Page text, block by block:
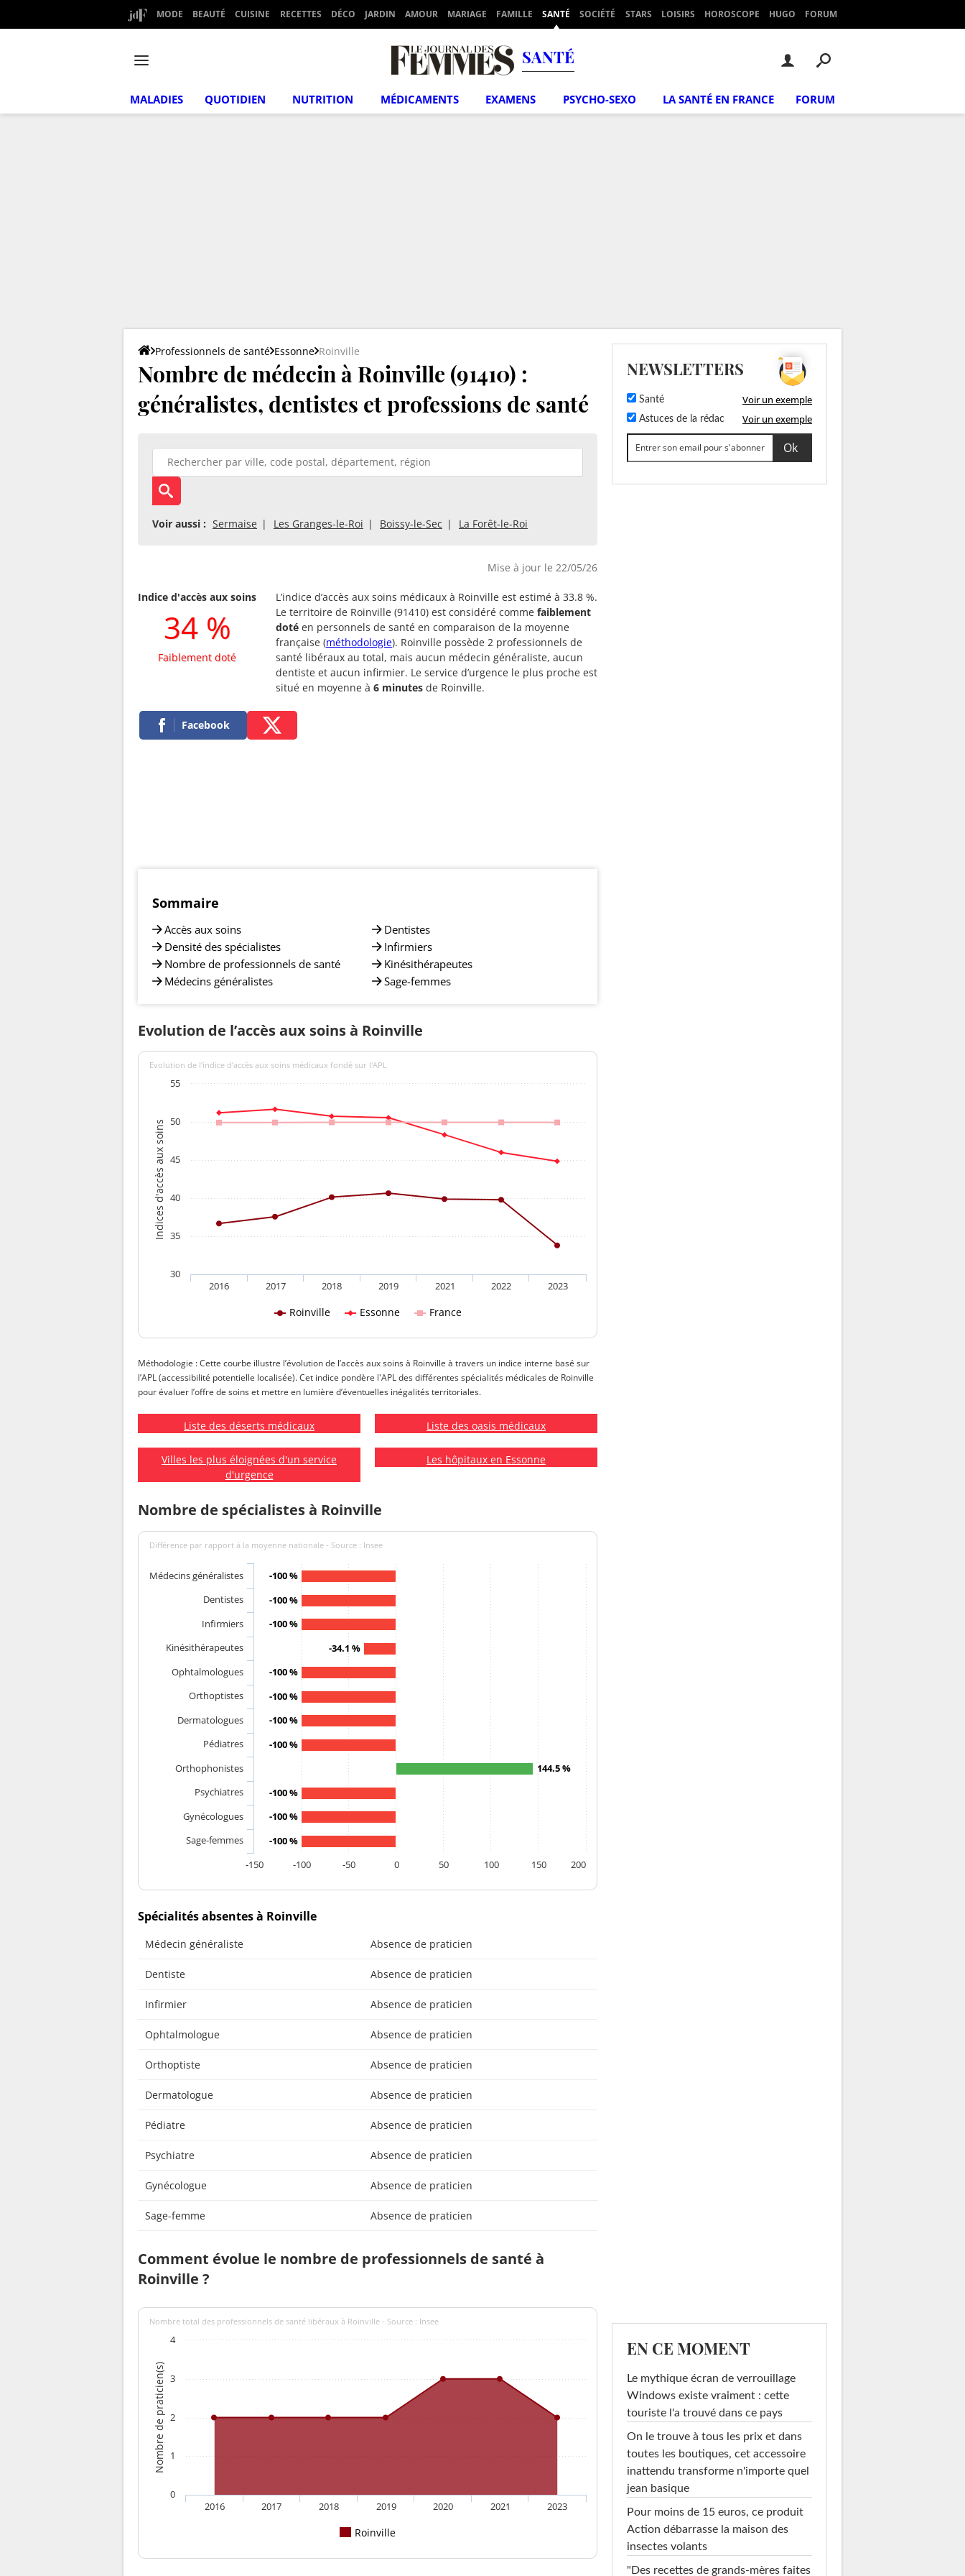
MODE BEAUTÉ CUISINE RECETTES DÉCO JARDIN AMOUR MARIAGE FAMILLE SANTÉ SOCIÉTÉ STARS LOISIRS HOROSCOPE HUGO FORUM
SANTÉ
MALADIES QUOTIDIEN NUTRITION MÉDICAMENTS EXAMENS PSYCHO-SEXO LA SANTÉ EN FRANCE FORUM
Professionnels de santé Essonne Roinville
Nombre de médecin à Roinville (91410) :
généralistes, dentistes et professions de santé
Voir aussi : Sermaise Les Granges-le-Roi Boissy-le-Sec La Forêt-le-Roi
Mise à jour le 22/05/26
Indice d'accès aux soins
34 %
Faiblement doté
L’indice d’accès aux soins médicaux à Roinville est estimé à 33.8 %.
Le territoire de Roinville (91410) est considéré comme faiblement
doté en personnels de santé en comparaison de la moyenne
française (méthodologie). Roinville possède 2 professionnels de
santé libéraux au total, mais aucun médecin généraliste, aucun
dentiste et aucun infirmier. Le service d’urgence le plus proche est
situé en moyenne à 6 minutes de Roinville.
Facebook
Sommaire
Accès aux soins
Densité des spécialistes
Nombre de professionnels de santé
Médecins généralistes
Dentistes
Infirmiers
Kinésithérapeutes
Sage-femmes
Evolution de l’accès aux soins à Roinville
Indices d'accès aux soins
Evolution de l’indice d’accès aux soins médicaux fondé sur l'APL
Roinville Essonne France
2016 2017 2018 2019 2021 2022 2023
30
35
40
45
50
55
Méthodologie : Cette courbe illustre l’évolution de l’accès aux soins à Roinville à travers un indice interne basé sur
l’APL (accessibilité potentielle localisée). Cet indice pondère l'APL des différentes spécialités médicales de Roinville
pour évaluer l’offre de soins et mettre en lumière d’éventuelles inégalités territoriales.
Liste des déserts médicaux Liste des oasis médicaux
Villes les plus éloignées d'un service
d'urgence
Les hôpitaux en Essonne
Nombre de spécialistes à Roinville
Différence par rapport à la moyenne nationale - Source : Insee
-100 %
-100 %
-100 %
-34.1 %
-100 %
-100 %
-100 %
-100 %
144.5 %
-100 %
-100 %
-100 %
Médecins généralistes
Dentistes
Infirmiers
Kinésithérapeutes
Ophtalmologues
Orthoptistes
Dermatologues
Pédiatres
Orthophonistes
Psychiatres
Gynécologues
Sage-femmes
-100
-50 0 50 100 150
-150 200
Spécialités absentes à Roinville
Médecin généraliste Absence de praticien
Dentiste Absence de praticien
Infirmier Absence de praticien
Ophtalmologue Absence de praticien
Orthoptiste Absence de praticien
Dermatologue Absence de praticien
Pédiatre Absence de praticien
Psychiatre Absence de praticien
Gynécologue Absence de praticien
Sage-femme Absence de praticien
Comment évolue le nombre de professionnels de santé à
Roinville ?
Nombre de praticien(s)
Nombre total des professionnels de santé libéraux à Roinville - Source : Insee
Roinville
2016 2017 2018 2019 2020 2021 2023
0
1
2
3
4
NEWSLETTERS
Santé Voir un exemple
Astuces de la rédac Voir un exemple
EN CE MOMENT
Le mythique écran de verrouillage
Windows existe vraiment : cette
touriste l'a trouvé dans ce pays
On le trouve à tous les prix et dans
toutes les boutiques, cet accessoire
inattendu transforme n'importe quel
jean basique
Pour moins de 15 euros, ce produit
Action débarrasse la maison des
insectes volants
"Des recettes de grands-mères faites